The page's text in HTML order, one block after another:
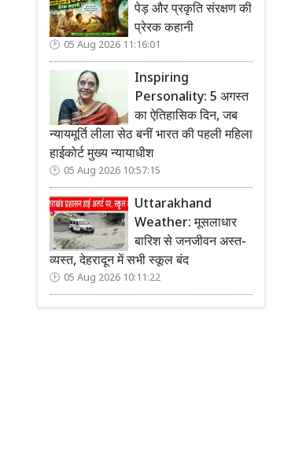
पेड़ और प्रकृति संरक्षण की
प्रेरक कहानी
05 Aug 2026 11:16:01
Inspiring
Personality: 5 अगस्त
का ऐतिहासिक दिन, जब
न्यायमूर्ति लीला सेठ बनीं भारत की पहली महिला
हाईकोर्ट मुख्य न्यायाधीश
05 Aug 2026 10:57:15
Uttarakhand
Weather: मूसलाधार
बारिश से जनजीवन अस्त-
व्यस्त, देहरादून में सभी स्कूल बंद
05 Aug 2026 10:11:22